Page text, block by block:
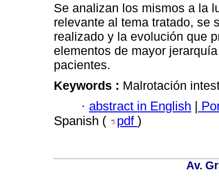
Se analizan los mismos a la
relevante al tema tratado, se
realizado y la evolución que
elementos de mayor
pacientes.
Keywords : Malrotación
· abstract in English
Spanish (
pdf )
Av.